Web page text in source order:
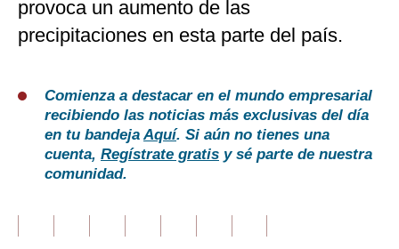
provoca un aumento de las
precipitaciones en esta parte del país.
Comienza a destacar en el mundo empresarial
recibiendo las noticias más exclusivas del día
en tu bandejaAquí. Si aún no tienes una
cuenta, Regístrate gratis y sé parte de nuestra
comunidad.